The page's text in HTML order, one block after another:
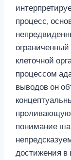
процесс,
клеточной
процессом
выводов он
проливающую
понимание
достижения в